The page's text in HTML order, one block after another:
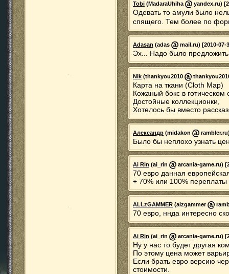
Tobi (MadaraUhiha yandex.ru)
Одевать то амули было
спящего. Тем более по
Adasan (adas mail.ru) [2010-07-
Эх... Надо было
Nik (thankyou2010
Карта на ткани (Cloth Map)
Кожаный бокс в
Достойные коллекционки,
Хотелось бы вместо
Александр (midakon
Было бы неплохо узнать
Ai Rin (ai_rin arcania-game.ru)
70 евро данная
+ 70% или 100% переплаты
ALLzGAMMER (alzgammer
70 евро, ннда интересно
Ai Rin (ai_rin arcania-game.ru)
Ну у нас то будет другая
По этому цена может
Если брать евро версию
стоимости.